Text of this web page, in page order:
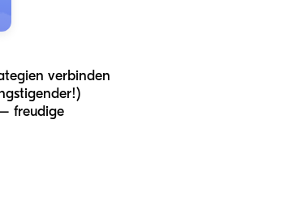
verbinden
freudige